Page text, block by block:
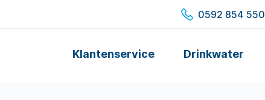
0592 854 550
Klantenservice Drinkwater